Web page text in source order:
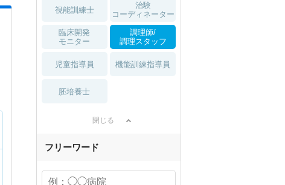
視能訓練士
治験
コーディネーター
臨床開発
モニター
調理師/
調理スタッフ
児童指導員 機能訓練指導員
胚培養士
閉じる
フリーワード